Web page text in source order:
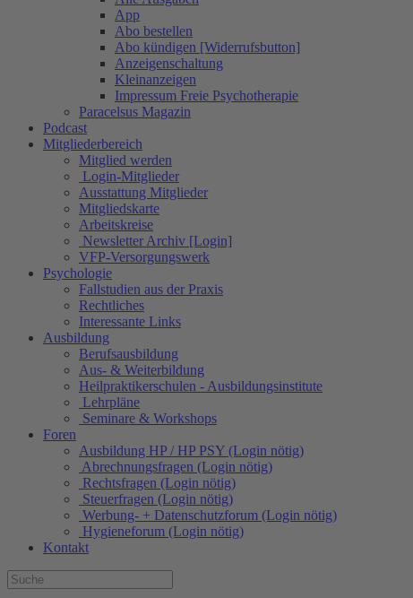
App
Abo bestellen
Abo kündigen [Widerrufsbutton]
Anzeigenschaltung
Kleinanzeigen
Impressum Freie Psychotherapie
Paracelsus Magazin
Podcast
Mitgliederbereich
Mitglied werden
Login-Mitglieder
Ausstattung Mitglieder
Mitgliedskarte
Arbeitskreise
Newsletter Archiv [Login]
VFP-Versorgungswerk
Psychologie
Fallstudien aus der Praxis
Rechtliches
Interessante Links
Ausbildung
Berufsausbildung
Aus- & Weiterbildung
Heilpraktikerschulen - Ausbildungsinstitute
Lehrpläne
Seminare & Workshops
Foren
Ausbildung HP / HP PSY (Login nötig)
Abrechnungsfragen (Login nötig)
Rechtsfragen (Login nötig)
Steuerfragen (Login nötig)
Werbung- + Datenschutzforum (Login nötig)
Hygieneforum (Login nötig)
Kontakt